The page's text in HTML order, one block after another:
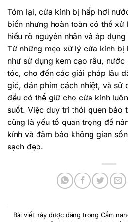
Tóm lại, cửa kính bị hấp hơi
biến nhưng hoàn toàn có thể xử
hiểu rõ nguyên nhân và áp
Từ những mẹo xử lý cửa kính bị
như sử dụng kem cạo râu, nước
tóc, cho đến các giải pháp lâu
gió, dán phim cách nhiệt, và sử
đều có thể giữ cho cửa kính
suốt. Việc duy trì thói quen bảo
cũng là yếu tố quan trọng để
kính và đảm bảo không gian
sạch đẹp.
Bài viết này được đăng trong Cẩm